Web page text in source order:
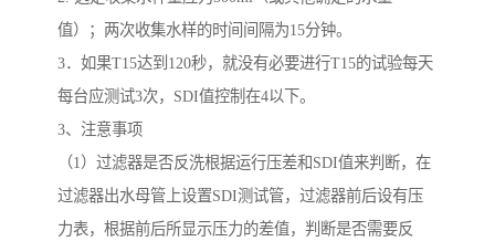
值）；两次收集水样的时间间隔为15分钟。
3．如果T15达到120秒，就没有必要进行T15的试验每天
每台应测试3次，SDI值控制在4以下。
3、注意事项
（1）过滤器是否反洗根据运行压差和SDI值来判断，在
过滤器出水母管上设置SDI测试管，过滤器前后设有压
力表，根据前后所显示压力的差值，判断是否需要反